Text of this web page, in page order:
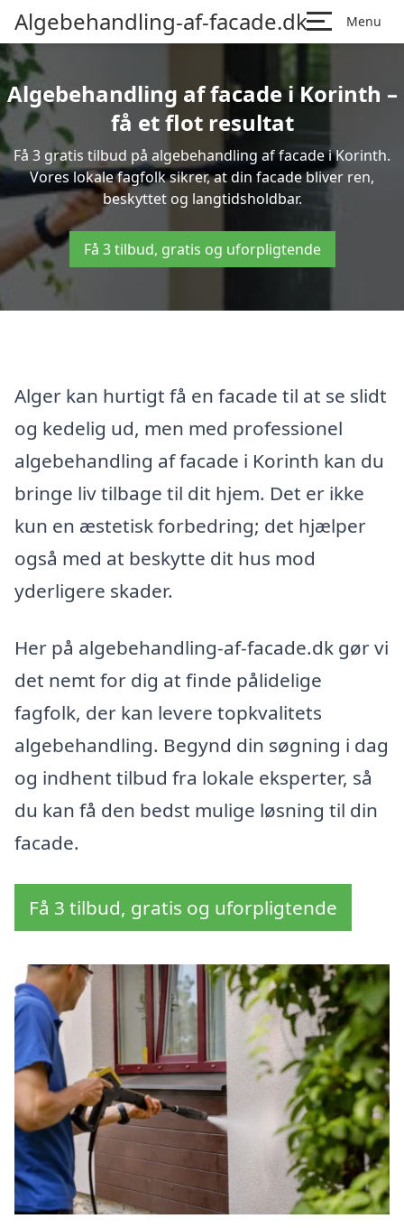
Algebehandling-af-facade.dk Menu
Algebehandling af facade i Korinth –
få et flot resultat
Få 3 gratis tilbud på algebehandling af facade i Korinth.
Vores lokale fagfolk sikrer, at din facade bliver ren,
beskyttet og langtidsholdbar.
Få 3 tilbud, gratis og uforpligtende
Alger kan hurtigt få en facade til at se slidt
og kedelig ud, men med professionel
algebehandling af facade i Korinth kan du
bringe liv tilbage til dit hjem. Det er ikke
kun en æstetisk forbedring; det hjælper
også med at beskytte dit hus mod
yderligere skader.
Her på algebehandling-af-facade.dk gør vi
det nemt for dig at finde pålidelige
fagfolk, der kan levere topkvalitets
algebehandling. Begynd din søgning i dag
og indhent tilbud fra lokale eksperter, så
du kan få den bedst mulige løsning til din
facade.
Få 3 tilbud, gratis og uforpligtende